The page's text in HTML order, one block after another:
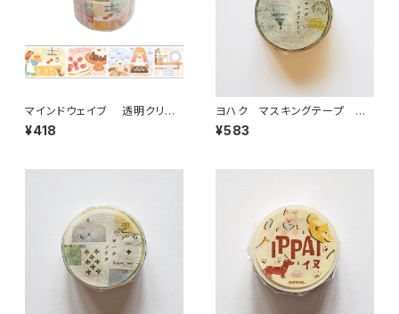
マインドウェイブ 透明クリア
テープ95692 リル ストーリー
baking scene 30mm
¥418
ヨハク マスキングテープ ラ
ボラトリー Y-189
¥583